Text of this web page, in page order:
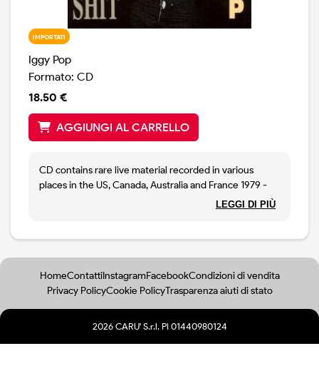
IMPORTATI
Iggy Pop
Formato: CD
18.50 €
AGGIUNGI AL CARRELLO
CD contains rare live material recorded in various
places in the US, Canada, Australia and France 1979 -
Made in France
Comes with 6 page fold out inner sleeve
LEGGI DI PIÙ
HomeContattiInstagramFacebookCondizioni di vendita
Privacy PolicyCookie PolicyTrasparenza aiuti di stato
2026 CARU' S.r.l. PI 01440980124